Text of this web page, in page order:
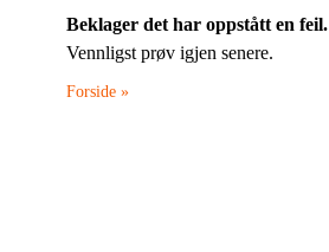
Beklager det har oppstått en feil.
Vennligst prøv igjen senere.
Forside »